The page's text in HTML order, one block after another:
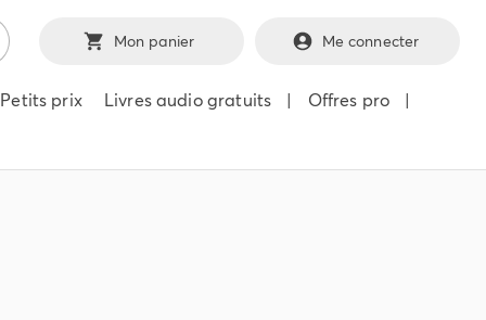
Mon panier Me connecter
Petits prix Livres audio gratuits | Offres pro
|